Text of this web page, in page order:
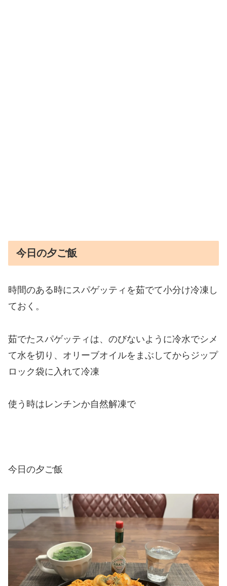
今日の夕ご飯
時間のある時にスパゲッティを茹でて小分け冷凍し
ておく。
茹でたスパゲッティは、のびないように冷水でシメ
て水を切り、オリーブオイルをまぶしてからジップ
ロック袋に入れて冷凍
使う時はレンチンか自然解凍で
今日の夕ご飯